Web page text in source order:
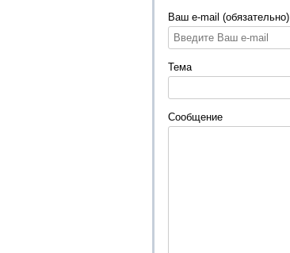
Ваш e-mail (обязательно)
Тема
Сообщение